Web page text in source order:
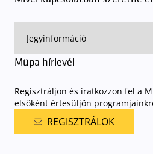
Müpa hírlevél
Regisztráljon és iratkozzon fel a
elsőként értesüljön
REGISZTRÁLOK